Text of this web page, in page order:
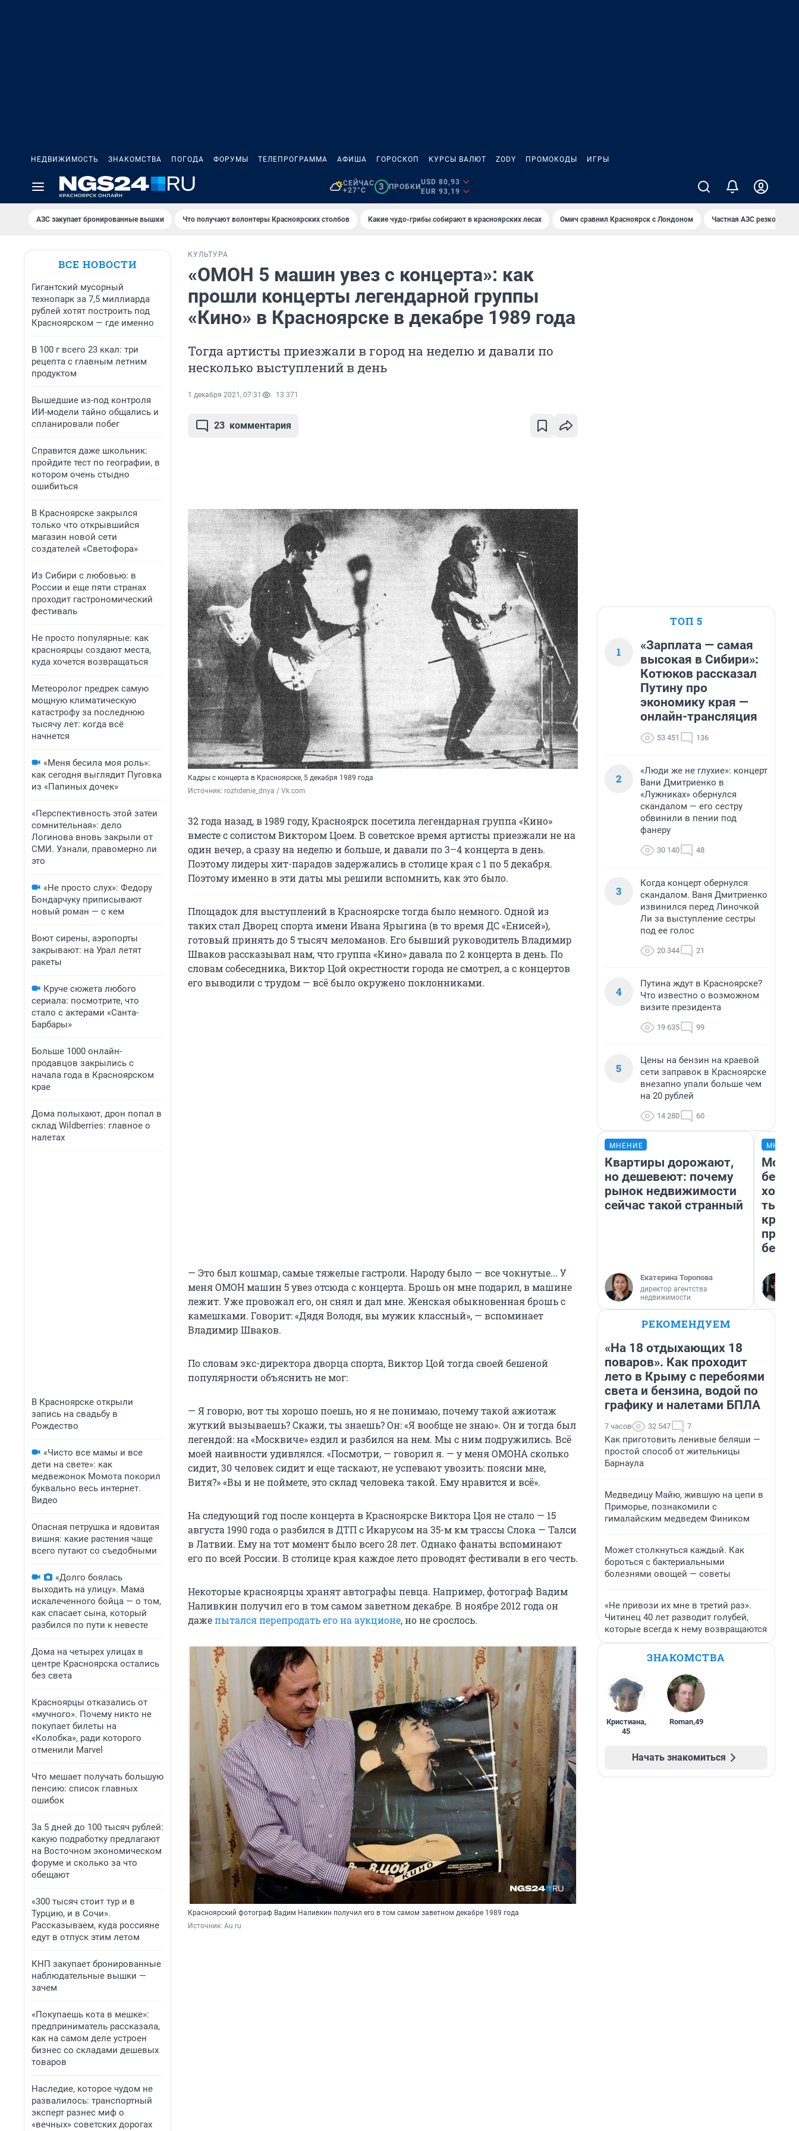
НЕДВИЖИМОСТЬ ЗНАКОМСТВА ПОГОДА ФОРУМЫ ТЕЛЕПРОГРАММА АФИША ГОРОСКОП КУРСЫ ВАЛЮТ ZODY ПРОМОКОДЫ ИГРЫ
СЕЙЧАС
+27°C
3 ПРОБКИ
USD 80,93
EUR 93,19
AЗС закупает бронированные вышки Что получают волонтеры Красноярских столбов Какие чудо-грибы собирают в красноярских лесах Омич сравнил Красноярск с Лондоном Частная АЗС резко
ВСЕ НОВОСТИ
Гигантский мусорный
технопарк за 7,5 миллиарда
рублей хотят построить под
Красноярском — где именно
В 100 г всего 23 ккал: три
рецепта с главным летним
продуктом
Вышедшие из-под контроля
ИИ-модели тайно общались и
спланировали побег
Справится даже школьник:
пройдите тест по географии, в
котором очень стыдно
ошибиться
В Красноярске закрылся
только что открывшийся
магазин новой сети
создателей «Светофора»
Из Сибири с любовью: в
России и еще пяти странах
проходит гастрономический
фестиваль
Не просто популярные: как
красноярцы создают места,
куда хочется возвращаться
Метеоролог предрек самую
мощную климатическую
катастрофу за последнюю
тысячу лет: когда всё
начнется
«Меня бесила моя роль»:
как сегодня выглядит Пуговка
из «Папиных дочек»
«Перспективность этой затеи
сомнительная»: дело
Логинова вновь закрыли от
СМИ. Узнали, правомерно ли
это
«Не просто слух»: Федору
Бондарчуку приписывают
новый роман — с кем
Воют сирены, аэропорты
закрывают: на Урал летят
ракеты
Круче сюжета любого
сериала: посмотрите, что
стало с актерами «Санта-
Барбары»
Больше 1000 онлайн-
продавцов закрылись с
начала года в Красноярском
крае
Дома полыхают, дрон попал в
склад Wildberries: главное о
налетах
В Красноярске открыли
запись на свадьбу в
Рождество
«Чисто все мамы и все
дети на свете»: как
медвежонок Момота покорил
буквально весь интернет.
Видео
Опасная петрушка и ядовитая
вишня: какие растения чаще
всего путают со съедобными
«Долго боялась
выходить на улицу». Мама
искалеченного бойца — о том,
как спасает сына, который
разбился по пути к невесте
Дома на четырех улицах в
центре Красноярска остались
без света
Красноярцы отказались от
«мучного». Почему никто не
покупает билеты на
«Колобка», ради которого
отменили Marvel
Что мешает получать большую
пенсию: список главных
ошибок
За 5 дней до 100 тысяч рублей:
какую подработку предлагают
на Восточном экономическом
форуме и сколько за что
обещают
«300 тысяч стоит тур и в
Турцию, и в Сочи».
Рассказываем, куда россияне
едут в отпуск этим летом
КНП закупает бронированные
наблюдательные вышки —
зачем
«Покупаешь кота в мешке»:
предприниматель рассказала,
как на самом деле устроен
бизнес со складами дешевых
товаров
Наследие, которое чудом не
развалилось: транспортный
эксперт разнес миф о
«вечных» советских дорогах
КУЛЬТУРА
«ОМОН 5 машин увез с концерта»: как
прошли концерты легендарной группы
«Кино» в Красноярске в декабре 1989 года
Тогда артисты приезжали в город на неделю и давали по
несколько выступлений в день
1 декабря 2021, 07:31 13 371
23 комментария
Кадры с концерта в Красноярске, 5 декабря 1989 года
Источник: rozhdenie_dnya / Vk.com
32 года назад, в 1989 году, Красноярск посетила легендарная группа «Кино»
вместе с солистом Виктором Цоем. В советское время артисты приезжали не на
один вечер, а сразу на неделю и больше, и давали по 3–4 концерта в день.
Поэтому лидеры хит-парадов задержались в столице края с 1 по 5 декабря.
Поэтому именно в эти даты мы решили вспомнить, как это было.
Площадок для выступлений в Красноярске тогда было немного. Одной из
таких стал Дворец спорта имени Ивана Ярыгина (в то время ДС «Енисей»),
готовый принять до 5 тысяч меломанов. Его бывший руководитель Владимир
Шваков рассказывал нам, что группа «Кино» давала по 2 концерта в день. По
словам собеседника, Виктор Цой окрестности города не смотрел, а с концертов
его выводили с трудом — всё было окружено поклонниками.
— Это был кошмар, самые тяжелые гастроли. Народу было — все чокнутые... У
меня ОМОН машин 5 увез отсюда с концерта. Брошь он мне подарил, в машине
лежит. Уже провожал его, он снял и дал мне. Женская обыкновенная брошь с
камешками. Говорит: «Дядя Володя, вы мужик классный», — вспоминает
Владимир Шваков.
По словам экс-директора дворца спорта, Виктор Цой тогда своей бешеной
популярности объяснить не мог:
— Я говорю, вот ты хорошо поешь, но я не понимаю, почему такой ажиотаж
жуткий вызываешь? Скажи, ты знаешь? Он: «Я вообще не знаю». Он и тогда был
легендой: на «Москвиче» ездил и разбился на нем. Мы с ним подружились. Всё
моей наивности удивлялся. «Посмотри, — говорил я. — у меня ОМОНА сколько
сидит, 30 человек сидит и еще таскают, не успевают увозить: поясни мне,
Витя?» «Вы и не поймете, это склад человека такой. Ему нравится и всё».
На следующий год после концерта в Красноярске Виктора Цоя не стало — 15
августа 1990 года о разбился в ДТП с Икарусом на 35-м км трассы Слока — Талси
в Латвии. Ему на тот момент было всего 28 лет. Однако фанаты вспоминают
его по всей России. В столице края каждое лето проводят фестивали в его честь.
Некоторые красноярцы хранят автографы певца. Например, фотограф Вадим
Наливкин получил его в том самом заветном декабре. В ноябре 2012 года он
дажепытался перепродать его на аукционе, но не срослось.
Красноярский фотограф Вадим Наливкин получил его в том самом заветном декабре 1989 года
Источник: Au.ru
ТОП 5
1
«Зарплата — самая
высокая в Сибири»:
Котюков рассказал
Путину про
экономику края —
онлайн-трансляция
53 451 136
2
«Люди же не глухие»: концерт
Вани Дмитриенко в
«Лужниках» обернулся
скандалом — его сестру
обвинили в пении под
фанеру
30 140 48
3
Когда концерт обернулся
скандалом. Ваня Дмитриенко
извинился перед Линочкой
Ли за выступление сестры
под ее голос
20 344 21
4
Путина ждут в Красноярске?
Что известно о возможном
визите президента
19 635 99
5
Цены на бензин на краевой
сети заправок в Красноярске
внезапно упали больше чем
на 20 рублей
14 280 60
МНЕНИЕ
Квартиры дорожают,
но дешевеют: почему
рынок недвижимости
сейчас такой странный
Екатерина Торопова
директор агентства
недвижимости
Мой
РЕКОМЕНДУЕМ
«На 18 отдыхающих 18
поваров». Как проходит
лето в Крыму с перебоями
света и бензина, водой по
графику и налетами БПЛА
7 часов 32 547 7
Как приготовить ленивые беляши —
простой способ от жительницы
Барнаула
Медведицу Майю, жившую на цепи в
Приморье, познакомили с
гималайским медведем Фиником
Может столкнуться каждый. Как
бороться с бактериальными
болезнями овощей — советы
«Не привози их мне в третий раз».
Читинец 40 лет разводит голубей,
которые всегда к нему возвращаются
ЗНАКОМСТВА
Кристиана,
45
Roman,49
Начать знакомиться